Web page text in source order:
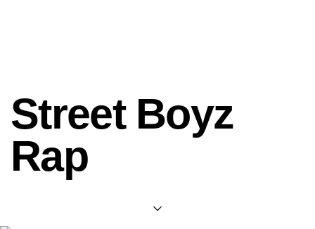
Street Boyz
Rap